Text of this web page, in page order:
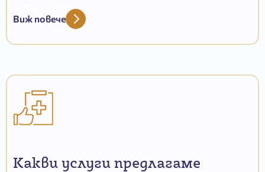
Виж повече
Какви услуги предлагаме